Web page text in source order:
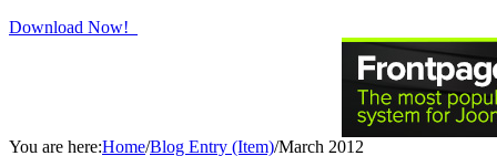
Download Now!
You are here:Home/Blog Entry (Item)/March 2012